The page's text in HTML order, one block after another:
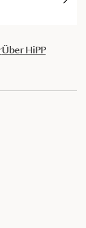
Über HiPP